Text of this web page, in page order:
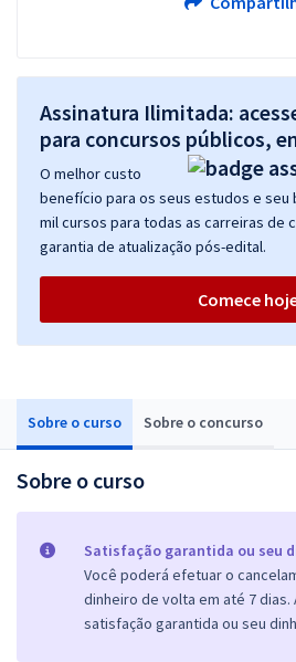
Sobre o curso Sobre o concurso
Sobre o curso
Satisfação garantida ou seu
Você poderá efetuar o
dinheiro de volta em até 7 dias.
satisfação garantida ou seu
Assinatura Ilimitada:
para concursos públicos,
O melhor custo
benefício para os seus estudos e seu
mil cursos para todas as carreiras de
garantia de atualização pós-edital.
Comece